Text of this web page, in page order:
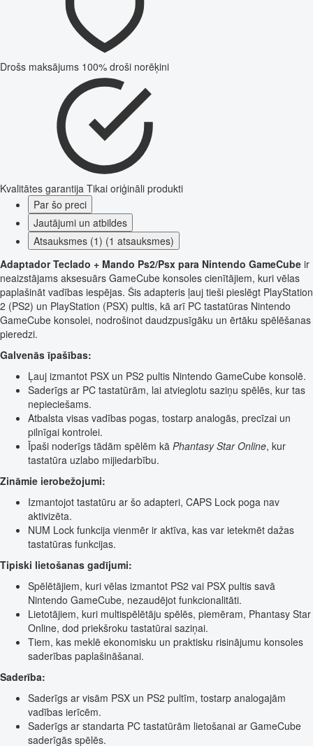
Drošs maksājums 100% droši norēķini
Kvalitātes garantija Tikai oriģināli produkti
Par šo preci
Jautājumi un atbildes
Atsauksmes (1) (1 atsauksmes)
Adaptador Teclado + Mando Ps2/Psx para Nintendo GameCube ir
neaizstājams aksesuārs GameCube konsoles cienītājiem, kuri vēlas
paplašināt vadības iespējas. Šis adapteris ļauj tieši pieslēgt PlayStation
2 (PS2) un PlayStation (PSX) pultis, kā arī PC tastatūras Nintendo
GameCube konsolei, nodrošinot daudzpusīgāku un ērtāku spēlēšanas
pieredzi.
Galvenās īpašības:
Ļauj izmantot PSX un PS2 pultis Nintendo GameCube konsolē.
Saderīgs ar PC tastatūrām, lai atvieglotu saziņu spēlēs, kur tas
nepieciešams.
Atbalsta visas vadības pogas, tostarp analogās, precīzai un
pilnīgai kontrolei.
Īpaši noderīgs tādām spēlēm kā Phantasy Star Online, kur
tastatūra uzlabo mijiedarbību.
Zināmie ierobežojumi:
Izmantojot tastatūru ar šo adapteri, CAPS Lock poga nav
aktivizēta.
NUM Lock funkcija vienmēr ir aktīva, kas var ietekmēt dažas
tastatūras funkcijas.
Tipiski lietošanas gadījumi:
Spēlētājiem, kuri vēlas izmantot PS2 vai PSX pultis savā
Nintendo GameCube, nezaudējot funkcionalitāti.
Lietotājiem, kuri multispēlētāju spēlēs, piemēram, Phantasy Star
Online, dod priekšroku tastatūrai saziņai.
Tiem, kas meklē ekonomisku un praktisku risinājumu konsoles
saderības paplašināšanai.
Saderība:
Saderīgs ar visām PSX un PS2 pultīm, tostarp analogajām
vadības ierīcēm.
Saderīgs ar standarta PC tastatūrām lietošanai ar GameCube
saderīgās spēlēs.